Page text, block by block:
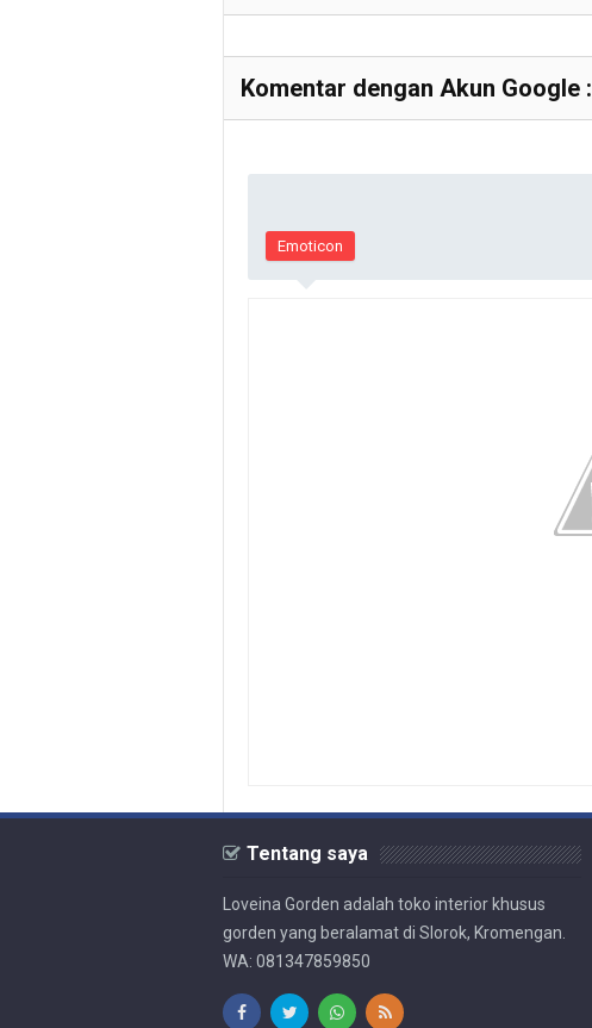
Komentar dengan Akun Google :
Emoticon
Tentang saya
Loveina Gorden adalah toko interior khusus
gorden yang beralamat di Slorok, Kromengan.
WA: 081347859850